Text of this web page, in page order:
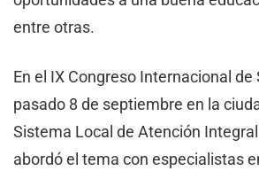
entre otras.
En el IX Congreso Internacional de
pasado 8 de septiembre en la
Sistema Local de Atención
abordó el tema con especialistas